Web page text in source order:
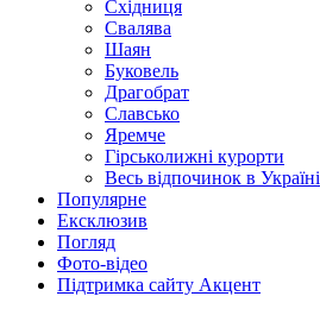
Східниця
Свалява
Шаян
Буковель
Драгобрат
Славсько
Яремче
Гірськолижні курорти
Весь відпочинок в Україні
Популярне
Ексклюзив
Погляд
Фото-відео
Підтримка сайту Акцент